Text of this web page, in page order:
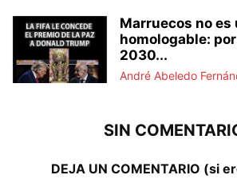
Marruecos no es
homologable:
2030...
André Abeledo
SIN
DEJA UN COMENTARIO (si